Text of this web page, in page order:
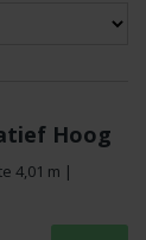
Hoog
4,01 m |